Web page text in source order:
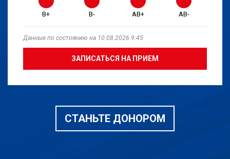
B+ B- AB+ AB-
Данные по состоянию на 10.08.2026 9:45
ЗАПИСАТЬСЯ НА ПРИЕМ
СТАНЬТЕ ДОНОРОМ